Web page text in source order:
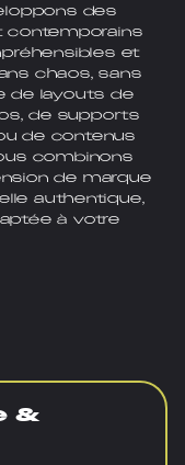
des
contemporains
et
chaos, sans
de layouts de
de supports
de contenus
combinons
de marque
authentique,
à votre
&